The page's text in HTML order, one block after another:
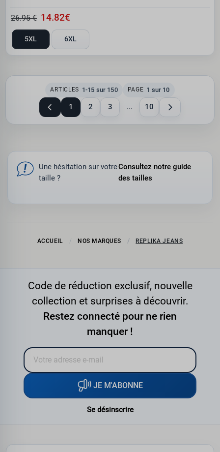
26.95 € 14.82€
5XL 6XL
ARTICLES 1-15 sur 150 PAGE 1 sur 10
1 2 3 ... 10
Une hésitation sur votre
taille ?
Consultez notre guide
des tailles
ACCUEIL NOS MARQUES REPLIKA JEANS
Code de réduction exclusif, nouvelle
collection et surprises à découvrir.
Restez connecté pour ne rien
manquer !
JE M'ABONNE
Se désinscrire